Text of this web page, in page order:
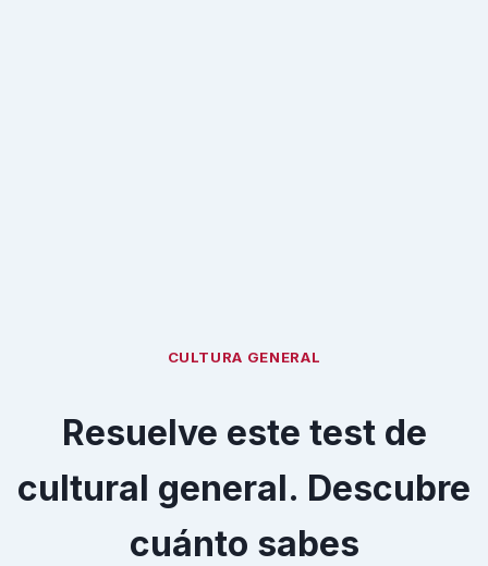
CULTURA GENERAL
Resuelve este test de
cultural general. Descubre
cuánto sabes